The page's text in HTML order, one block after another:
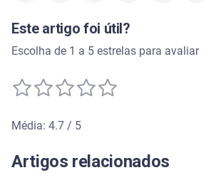
Este artigo foi útil?
Escolha de 1 a 5 estrelas para avaliar
Média: 4.7 / 5
Artigos relacionados